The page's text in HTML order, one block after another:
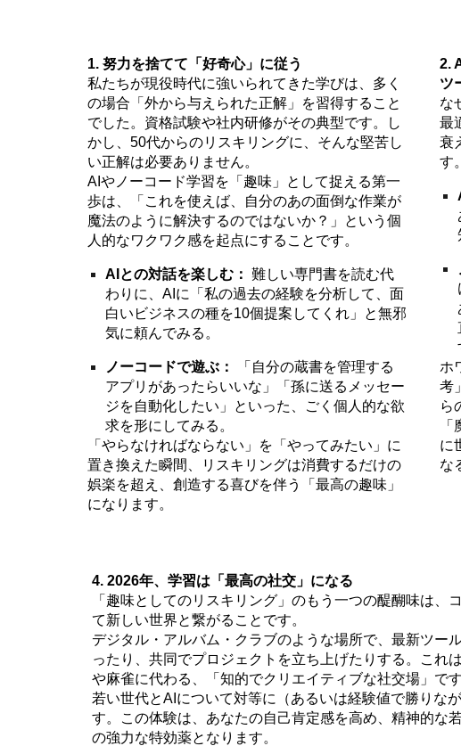
1. 努力を捨てて「好奇心」に従う
私たちが現役時代に強いられてきた学びは、多く
の場合「外から与えられた正解」を習得すること
でした。資格試験や社内研修がその典型です。し
かし、50代からのリスキリングに、そんな堅苦し
い正解は必要ありません。
AIやノーコード学習を「趣味」として捉える第一
歩は、「これを使えば、自分のあの面倒な作業が
魔法のように解決するのではないか？」という個
人的なワクワク感を起点にすることです。
AIとの対話を楽しむ： 難しい専門書を読む代
わりに、AIに「私の過去の経験を分析して、面
白いビジネスの種を10個提案してくれ」と無邪
気に頼んでみる。
ノーコードで遊ぶ：
「自分の蔵書を管理する
アプリがあったらいいな」「孫に送るメッセー
ジを自動化したい」といった、ごく個人的な欲
求を形にしてみる。
「やらなければならない」を「やってみたい」に
置き換えた瞬間、リスキリングは消費するだけの
娯楽を超え、創造する喜びを伴う「最高の趣味」
になります。
2.
ツ
な
最
衰
す。
ホ
考
ら
に
な
4. 2026年、学習は「最高の社交」になる
「趣味としてのリスキリング」のもう一つの醍醐味は、
て新しい世界と繋がることです。
デジタル・アルバム・クラブのような場所で、最新ツー
ったり、共同でプロジェクトを立ち上げたりする。これ
や麻雀に代わる、「知的でクリエイティブな社交場」です
若い世代とAIについて対等に（あるいは経験値で勝りな
す。この体験は、あなたの自己肯定感を高め、精神的な
の強力な特効薬となります。